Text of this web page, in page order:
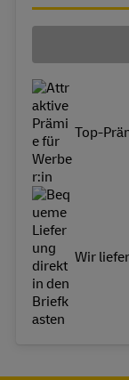
Top-
Wir